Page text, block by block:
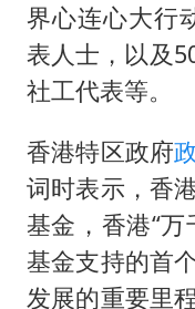
界心连心大行
表人士，以及
社工代表等。
香港特区政府
词时表示，香
基金，香港“
基金支持的首
发展的重要里